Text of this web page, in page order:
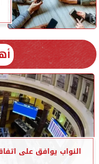
النواب يوافق على